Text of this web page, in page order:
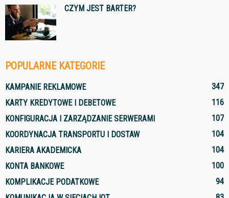
CZYM JEST BARTER?
POPULARNE KATEGORIE
KAMPANIE REKLAMOWE
347
KARTY KREDYTOWE I DEBETOWE
116
KONFIGURACJA I ZARZĄDZANIE SERWERAMI
107
KOORDYNACJA TRANSPORTU I DOSTAW
104
KARIERA AKADEMICKA
104
KONTA BANKOWE
100
KOMPLIKACJE PODATKOWE
94